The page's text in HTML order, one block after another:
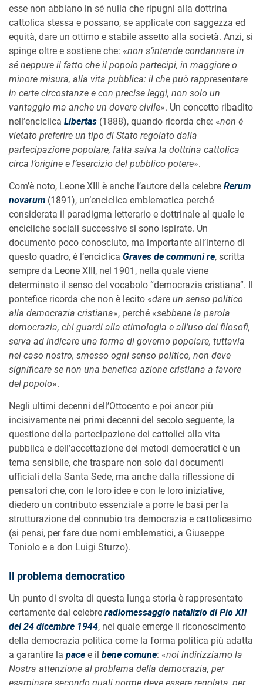
esse non abbiano in sé nulla che ripugni alla dottrina
cattolica stessa e possano, se applicate con saggezza ed
equità, dare un ottimo e stabile assetto alla società. Anzi, si
spinge oltre e sostiene che: «non s’intende condannare in
sé neppure il fatto che il popolo partecipi, in maggiore o
minore misura, alla vita pubblica: il che può rappresentare
in certe circostanze e con precise leggi, non solo un
vantaggio ma anche un dovere civile». Un concetto ribadito
nell’enciclica Libertas (1888), quando ricorda che: «non è
vietato preferire un tipo di Stato regolato dalla
partecipazione popolare, fatta salva la dottrina cattolica
circa l’origine e l’esercizio del pubblico potere».
Com’è noto, Leone XIII è anche l’autore della celebre Rerum
novarum (1891), un’enciclica emblematica perché
considerata il paradigma letterario e dottrinale al quale le
encicliche sociali successive si sono ispirate. Un
documento poco conosciuto, ma importante all’interno di
questo quadro, è l’enciclica Graves de communi re, scritta
sempre da Leone XIII, nel 1901, nella quale viene
determinato il senso del vocabolo “democrazia cristiana”. Il
pontefice ricorda che non è lecito «dare un senso politico
alla democrazia cristiana», perché «sebbene la parola
democrazia, chi guardi alla etimologia e all’uso dei filosofi,
serva ad indicare una forma di governo popolare, tuttavia
nel caso nostro, smesso ogni senso politico, non deve
significare se non una benefica azione cristiana a favore
del popolo».
Negli ultimi decenni dell’Ottocento e poi ancor più
incisivamente nei primi decenni del secolo seguente, la
questione della partecipazione dei cattolici alla vita
pubblica e dell’accettazione dei metodi democratici è un
tema sensibile, che traspare non solo dai documenti
ufficiali della Santa Sede, ma anche dalla riflessione di
pensatori che, con le loro idee e con le loro iniziative,
diedero un contributo essenziale a porre le basi per la
strutturazione del connubio tra democrazia e cattolicesimo
(si pensi, per fare due nomi emblematici, a Giuseppe
Toniolo e a don Luigi Sturzo).
Il problema democratico
Un punto di svolta di questa lunga storia è rappresentato
certamente dal celebre radiomessaggio natalizio di Pio XII
del 24 dicembre 1944, nel quale emerge il riconoscimento
della democrazia politica come la forma politica più adatta
a garantire la pace e il bene comune: «noi indirizziamo la
Nostra attenzione al problema della democrazia, per